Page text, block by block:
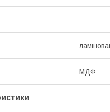
МДФ